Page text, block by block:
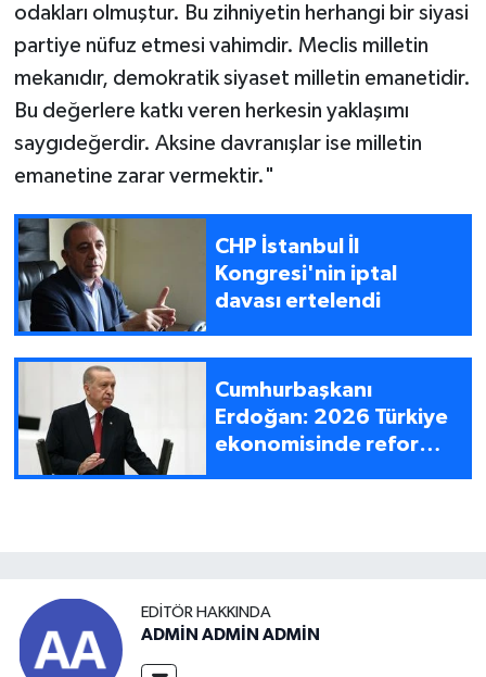
odakları olmuştur. Bu zihniyetin herhangi bir siyasi
partiye nüfuz etmesi vahimdir. Meclis milletin
mekanıdır, demokratik siyaset milletin emanetidir.
Bu değerlere katkı veren herkesin yaklaşımı
saygıdeğerdir. Aksine davranışlar ise milletin
emanetine zarar vermektir."
CHP İstanbul İl
Kongresi'nin iptal
davası ertelendi
Cumhurbaşkanı
Erdoğan: 2026 Türkiye
ekonomisinde reform
EDITÖR HAKKINDA
ADMİN ADMİN ADMİN